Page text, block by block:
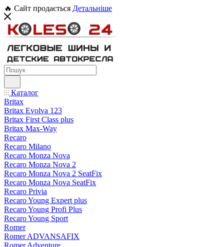
🔥 Сайт продається Детальніше
Каталог
Britax
Britax Evolva 123
Britax First Class plus
Britax Max-Way
Recaro
Recaro Milano
Recaro Monza Nova
Recaro Monza Nova 2
Recaro Monza Nova 2 SeatFix
Recaro Monza Nova SeatFix
Recaro Privia
Recaro Young Expert plus
Recaro Young Profi Plus
Recaro Young Sport
Romer
Romer ADVANSAFIX
Romer Adventure